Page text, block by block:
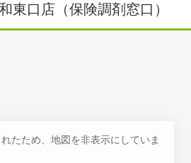
口店（保険調剤窓口）
たため、地図を非表示にしていま